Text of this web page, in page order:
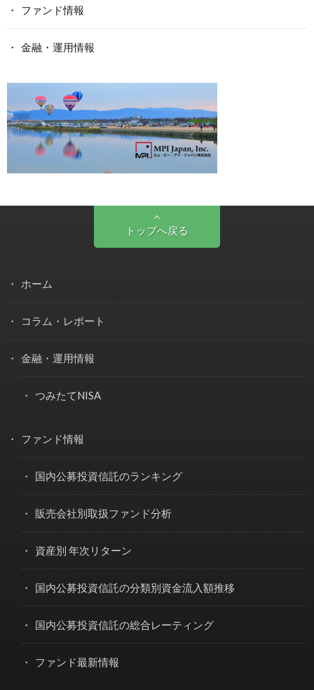
ファンド情報
金融・運用情報
トップへ戻る
ホーム
コラム・レポート
金融・運用情報
つみたてNISA
ファンド情報
国内公募投資信託のランキング
販売会社別取扱ファンド分析
資産別 年次リターン
国内公募投資信託の分類別資金流入額推移
国内公募投資信託の総合レーティング
ファンド最新情報